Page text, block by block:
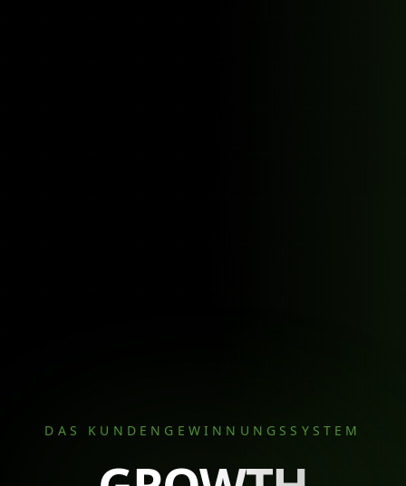
DAS KUNDENGEWINNUNGSSYSTEM
Wir bauen dir ein funktionierendes